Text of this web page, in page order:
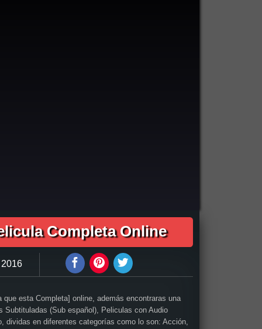
Warren / El Conjuro 2 trailer español latino, Expediente Warren / El Conjuro 2 descargar torrent gratis, descargar pelicula completa
2 pelicula completa gratis, Expediente Warren / El Conjuro 2 descargar pelicula completa gratis, Expediente Warren / El Conjuro 2
Expediente Warren / El Conjuro 2 online megavideo, ver pelicula Expediente Warren / El Conjuro 2 online gratis, ver online Expediente Warren /
/ El Conjuro 2 Español Online, Pelicula Expediente Warren / El Conjuro 2 Subtitulado,
Completa Online
esta Completa] online, además encontraras una
(Sub español), Peliculas con Audio
en diferentes categorías como lo son: Acción,